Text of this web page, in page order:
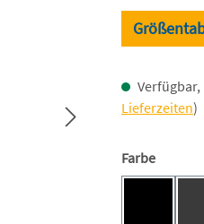
Verfügbar,
Lieferzeiten)
Farbe